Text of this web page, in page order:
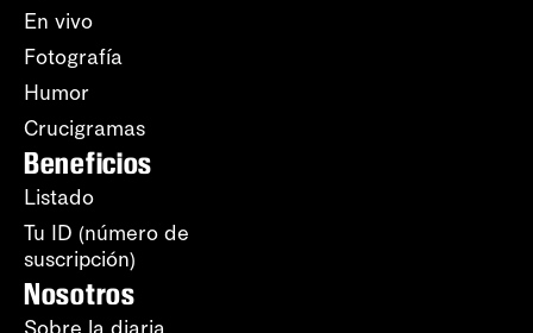
En vivo
Fotografía
Humor
Crucigramas
Beneficios
Listado
Tu ID (número de
suscripción)
Nosotros